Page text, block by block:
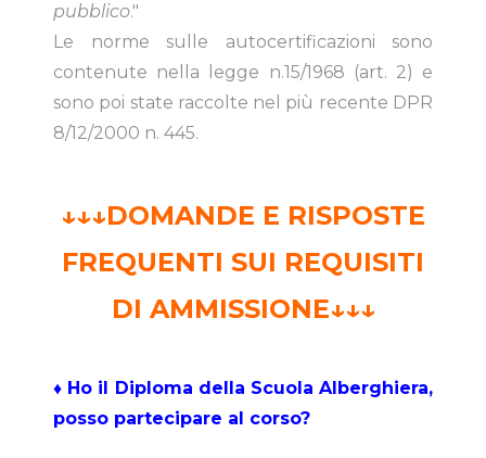
pubblico."
Le norme sulle autocertificazioni sono
contenute nella legge n.15/1968 (art. 2) e
sono poi state raccolte nel più recente DPR
8/12/2000 n. 445.
↓↓↓DOMANDE E RISPOSTE
FREQUENTI SUI REQUISITI
DI AMMISSIONE↓↓↓
♦ Ho il Diploma della Scuola Alberghiera,
posso partecipare al corso?